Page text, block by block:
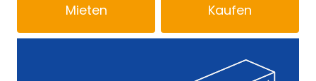
Mieten Kaufen